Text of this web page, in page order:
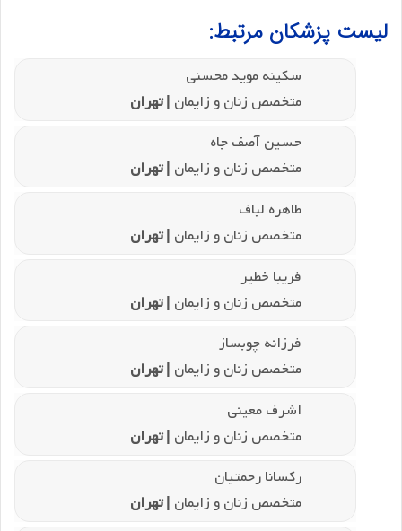
لیست پزشکان مرتبط:
سکینه موید محسنی
متخصص زنان و زایمان | تهران
حسین آصف جاه
متخصص زنان و زایمان | تهران
طاهره لباف
متخصص زنان و زایمان | تهران
فریبا خطیر
متخصص زنان و زایمان | تهران
فرزانه چوبساز
متخصص زنان و زایمان | تهران
اشرف معینی
متخصص زنان و زایمان | تهران
رکسانا رحمتیان
متخصص زنان و زایمان | تهران